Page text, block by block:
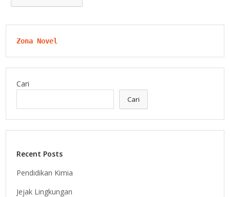
Zona Novel
Cari
Cari
Recent Posts
Pendidikan Kimia
Jejak Lingkungan